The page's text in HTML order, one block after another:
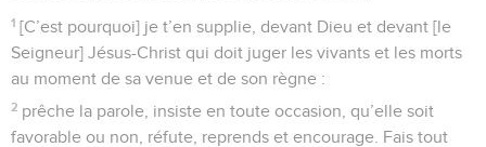
1 [C’est pourquoi] je t’en supplie, devant Dieu et devant [le
Seigneur] Jésus-Christ qui doit juger les vivants et les morts
au moment de sa venue et de son règne :
2 prêche la parole, insiste en toute occasion, qu’elle soit
favorable ou non, réfute, reprends et encourage. Fais tout